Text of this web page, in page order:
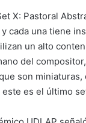
X: Pastoral
cada una tiene
un alto
del
son miniaturas,
este es el último